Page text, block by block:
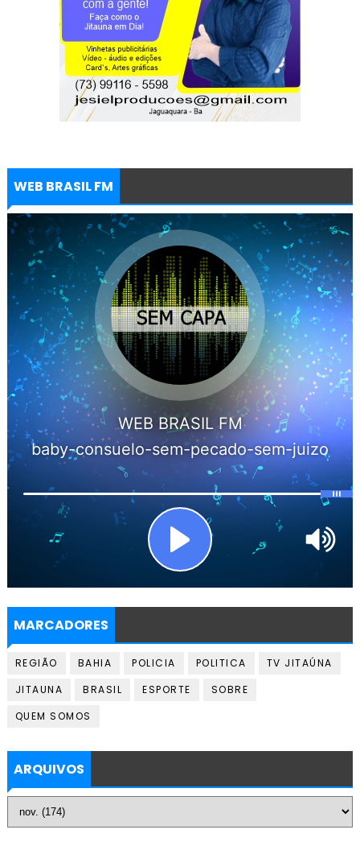
WEB BRASIL FM
MARCADORES
REGIÃO BAHIA POLICIA POLITICA
TV JITAÚNA
JITAUNA
BRASIL ESPORTE
SOBRE
QUEM SOMOS
ARQUIVOS